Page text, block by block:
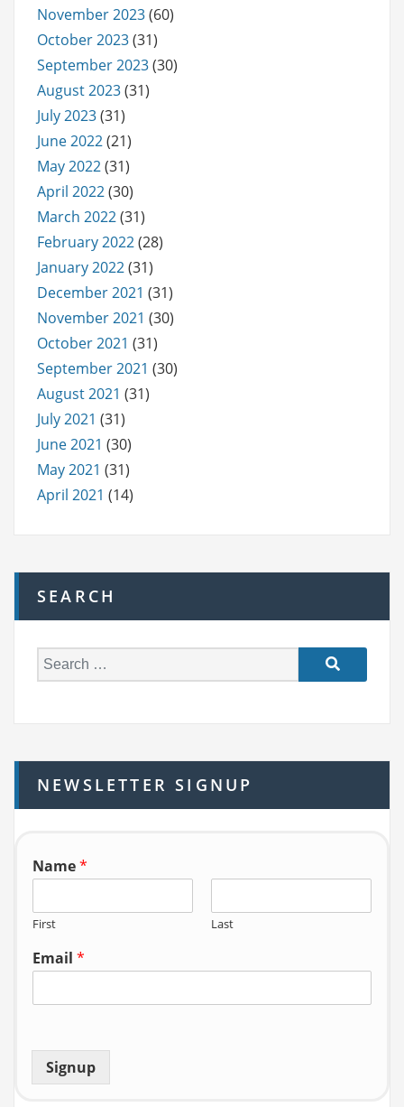
November 2023(60)
October 2023(31)
September 2023(30)
August 2023(31)
July 2023(31)
June 2022(21)
May 2022(31)
April 2022(30)
March 2022(31)
February 2022(28)
January 2022(31)
December 2021 (31)
November 2021 (30)
October 2021 (31)
September 2021 (30)
August 2021 (31)
July 2021 (31)
June 2021 (30)
May 2021 (31)
April 2021 (14)
SEARCH
e
h
f
o
NEWSLETTER SIGNUP
Name*
First Last
Email *
Signup